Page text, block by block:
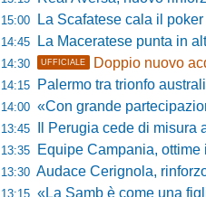
15:00 La Scafatese cala il poker a Roma:
14:45 La Maceratese punta in alto:
14:30 UFFICIALE Doppio nuovo
14:15 Palermo tra trionfo australiano e
14:00 «Con grande partecipazione stiamo facendo
13:45 Il Perugia cede di misura al
13:35 Equipe Campania, ottime
13:30 Audace Cerignola, rinforzo in
13:15 «La Samb è come una figlia, vi chiedo